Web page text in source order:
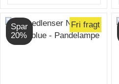
Spar
20%
Fri fragt